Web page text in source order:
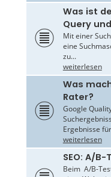
Was ist
Query
Mit einer
eine
zu...
weiterlesen
Was
Rater?
Google
Ergebnisse
weiterlesen
SEO: A/
Beim A/B-